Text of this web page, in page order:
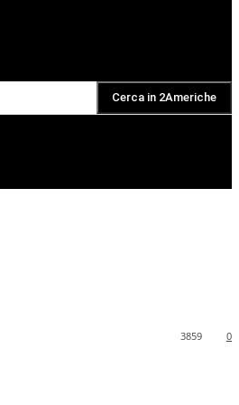
Cerca in 2Americhe
0
3859